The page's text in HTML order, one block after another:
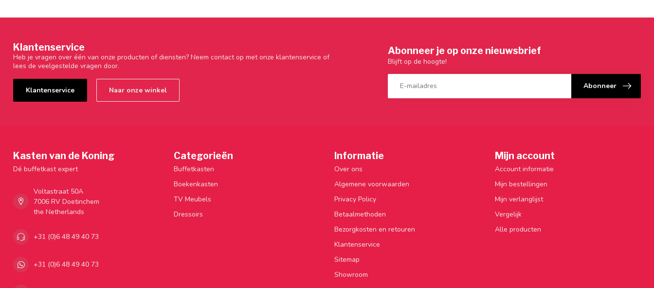
Klantenservice
Heb je vragen over één van onze producten of diensten? Neem contact op met onze klantenservice of
lees de veelgestelde vragen door.
Klantenservice Naar onze winkel
Abonneer je op onze nieuwsbrief
Blijft op de hoogte!
Abonneer
Kasten van de Koning
Dé buffetkast expert
Voltastraat 50A
7006 RV Doetinchem
the Netherlands
+31 (0)6 48 49 40 73
+31 (0)6 48 49 40 73
Categorieën
Buffetkasten
Boekenkasten
TV Meubels
Dressoirs
Informatie
Over ons
Algemene voorwaarden
Privacy Policy
Betaalmethoden
Bezorgkosten en retouren
Klantenservice
Sitemap
Showroom
Mijn account
Account informatie
Mijn bestellingen
Mijn verlanglijst
Vergelijk
Alle producten